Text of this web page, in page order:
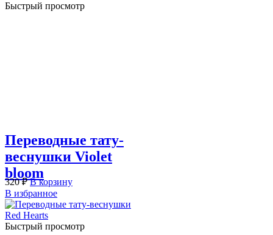
Быстрый просмотр
Переводные тату-
веснушки Violet
bloom
320₽ В корзину
В избранное
Быстрый просмотр